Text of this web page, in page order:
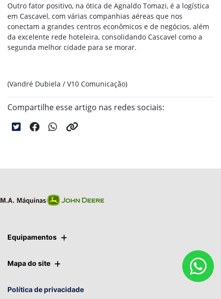
Outro fator positivo, na ótica de Agnaldo Tomazi, é a logística
em Cascavel, com várias companhias aéreas que nos
conectam a grandes centros econômicos e de negócios, além
da excelente rede hoteleira, consolidando Cascavel como a
segunda melhor cidade para se morar.
(Vandré Dubiela / V10 Comunicação)
Compartilhe esse artigo nas redes sociais:
Equipamentos
Mapa do site
Política de privacidade